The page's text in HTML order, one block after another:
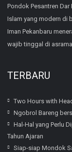
Pondok Pesantren
Islam yang modern di
Iman Pekanbaru
wajib tinggal di
TERBARU
Two Hours with
Ngobrol Bareng
Hal-Hal yang Perlu
Tahun Ajaran
Siap-siap Mondok